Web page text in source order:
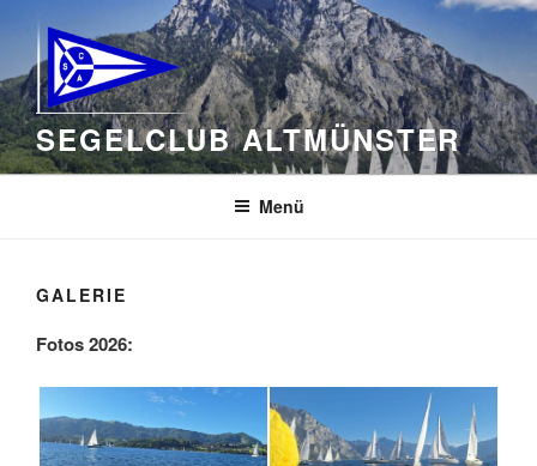
Inhalt
springen
SEGELCLUB ALTMÜNSTER
Menü
GALERIE
Fotos 2026: